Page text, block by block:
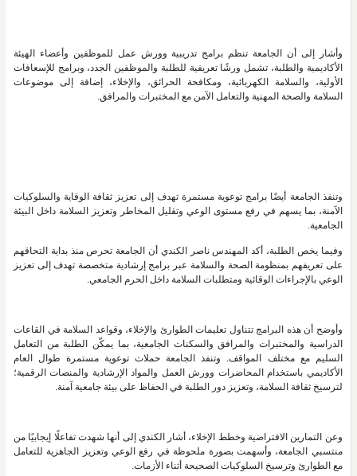
وأشار إلى أن الجامعة تنظم برامج تدريبية وورش عمل للموظفين وأعضاء الهيئة
الأكاديمية والطلبة، تشمل ورشًا تعريفية للطلبة والموظفين الجدد، وبرامج للإسعافات
الأولية، والسلامة الكهربائية، ومكافحة الحرائق، والإخلاء، إضافة إلى موضوعات
السلامة والصحة المهنية والتعامل الآمن مع المختبرات والمرافق.
وتنفذ الجامعة أيضًا برامج توعوية مستمرة تهدف إلى تعزيز ثقافة الوقاية والسلوكيات
الآمنة، بما يسهم في رفع مستوى الوعي وتقليل المخاطر وتعزيز السلامة داخل البيئة
الجامعية.
وفيما يخص الطلبة، أكد المهندس ناصر الكندي أن الجامعة تحرص منذ بداية التحاقهم
على تعريفهم بمنظومة الصحة والسلامة عبر برامج إرشادية متخصصة تهدف إلى تعزيز
الوعي بالإجراءات الوقائية ومتطلبات السلامة داخل الحرم الجامعي.
وأوضح أن هذه البرامج تتناول تعليمات الطوارئ والإخلاء، وقواعد السلامة في القاعات
الدراسية والمختبرات والمرافق والسكنات الجامعية، بما يمكّن الطلبة من التعامل
السليم مع مختلف المواقف. وتنفذ الجامعة حملات توعوية مستمرة طوال العام
الأكاديمي باستخدام المحاضرات وورش العمل والمواد الإرشادية والمنصات الرقمية؛
لترسيخ ثقافة السلامة، وتعزيز دور الطلبة في الحفاظ على بيئة جامعية آمنة.
وعن التمارين الافتراضية وخطط الإخلاء، أشار الكندي إلى أنها شهدت تفاعلًا إيجابيًا من
منتسبي الجامعة، وأسهمت بصورة ملحوظة في رفع الوعي وتعزيز الجاهزية للتعامل
مع الطوارئ وترسيخ السلوكيات الصحيحة أثناء الأزمات.